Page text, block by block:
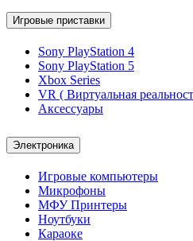
Игровые приставки
Sony PlayStation 4
Sony PlayStation 5
Xbox Series
VR ( Виртуальная
Аксессуары
Электроника
Игровые компьютеры
Микрофоны
МФУ Принтеры
Ноутбуки
Караоке